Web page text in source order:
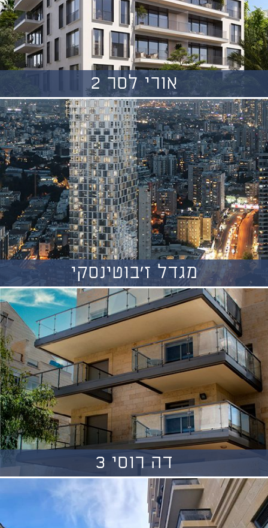
אורי לסר 2
מגדל ז'בוטינסקי
דה רוסי 3